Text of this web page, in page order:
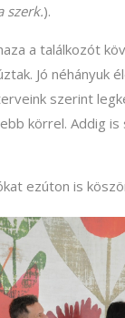
szerk.).
a találkozót
Jó néhányuk
szerint
körrel. Addig
ezúton is